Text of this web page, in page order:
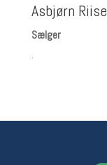
Asbjørn Riise
Sælger
.